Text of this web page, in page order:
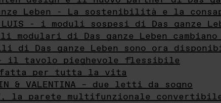
Leben - La sostenibilità e la
- i moduli sospesi di Das ganze
modulari di Das ganze Leben
di Das ganze Leben sono ora
il tavolo pieghevole flessibile
fatta per tutta la vita
& VALENTINA – due letti da sogno
la parete multifunzionale